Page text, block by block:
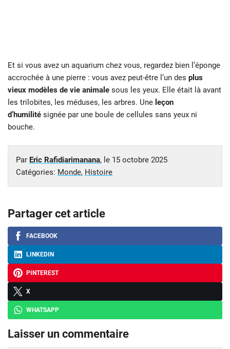
Et si vous avez un aquarium chez vous, regardez bien l’éponge
accrochée à une pierre : vous avez peut-être l’un des plus
vieux modèles de vie animale sous les yeux. Elle était là avant
les trilobites, les méduses, les arbres. Une leçon
d’humilité signée par une boule de cellules sans yeux ni
bouche.
Par Eric Rafidiarimanana, le 15 octobre 2025
Catégories: Monde, Histoire
Partager cet article
FACEBOOK
LINKEDIN
PINTEREST
X
WHATSAPP
Laisser un commentaire